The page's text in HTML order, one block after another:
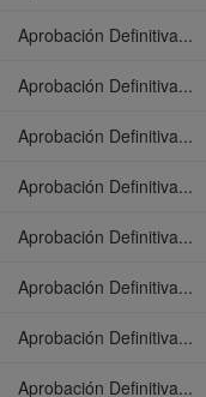
Aprobación Definitiva...
Aprobación Definitiva...
Aprobación Definitiva...
Aprobación Definitiva...
Aprobación Definitiva...
Aprobación Definitiva...
Aprobación Definitiva...
Aprobación Definitiva...